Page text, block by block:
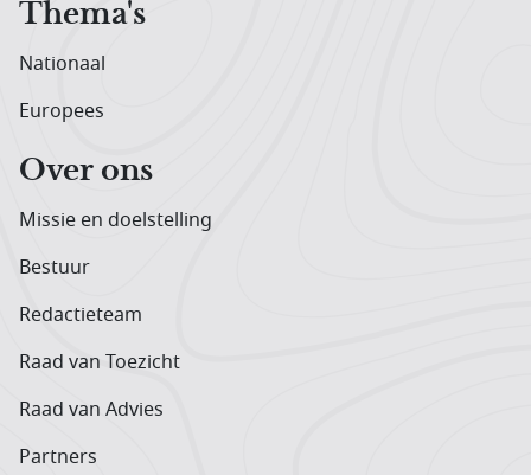
Thema's
Nationaal
Europees
Over ons
Missie en doelstelling
Bestuur
Redactieteam
Raad van Toezicht
Raad van Advies
Partners